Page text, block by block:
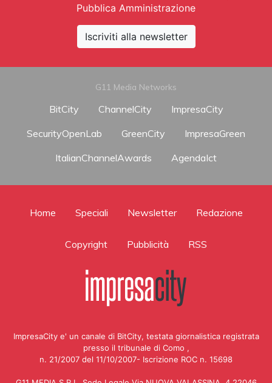
Pubblica Amministrazione
Iscriviti alla newsletter
G11 Media Networks
BitCity ChannelCity
ImpresaCity
SecurityOpenLab
GreenCity
ImpresaGreen
ItalianChannelAwards
AgendaIct
Home Speciali Newsletter Redazione
Copyright Pubblicità RSS
ImpresaCity e' un canale di BitCity, testata giornalistica registrata
presso il tribunale di Como ,
n. 21/2007 del 11/10/2007- Iscrizione ROC n. 15698